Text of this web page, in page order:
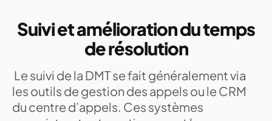
Suivi et amélioration du temps
de résolution
Le suivi de la DMT se fait généralement via
les outils de gestion des appels ou le CRM
du centre d’appels. Ces systèmes